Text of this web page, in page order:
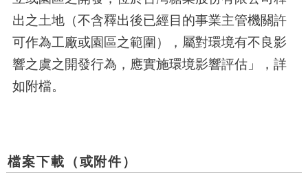
出之土地（不含釋出後已經目的事業主管機關許
可作為工廠或園區之範圍），屬對環境有不良影
響之虞之開發行為，應實施環境影響評估」，詳
如附檔。
檔案下載（或附件）